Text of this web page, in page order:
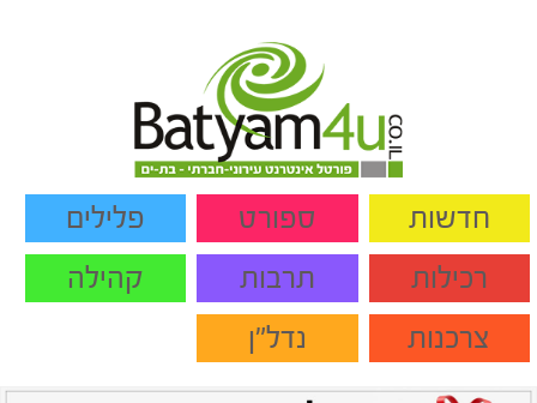
חדשות ספורט
פלילים
רכילות
תרבות
קהילה
צרכנות
נדל"ן